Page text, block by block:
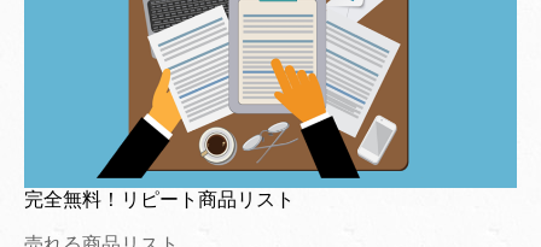
完全無料！リピート商品リスト